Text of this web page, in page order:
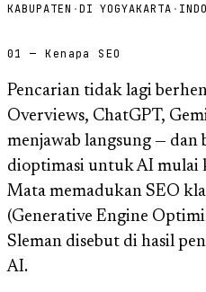
KABUPATEN ·DI YOGYAKARTA ·
01 — Kenapa SEO
Pencarian tidak lagi
Overviews, ChatGPT,
menjawab langsung —
dioptimasi untuk AI mulai
Mata memadukan SEO
(Generative Engine
Sleman disebut di hasil
AI.